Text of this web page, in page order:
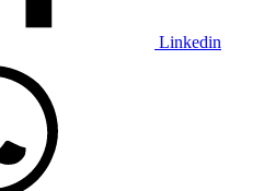
Linkedin